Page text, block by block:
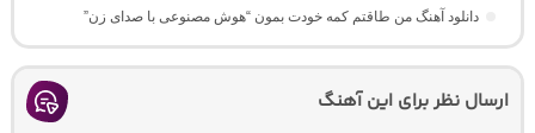
دانلود آهنگ من طاقتم کمه خودت بمون “هوش مصنوعی با صدای زن”
ارسال نظر برای این آهنگ